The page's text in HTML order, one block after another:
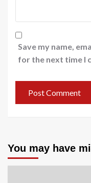
Save my name,
for the next time I
You may have